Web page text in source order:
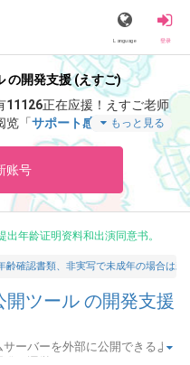
Language 登录
の開発支援 (えすご)
11126正在应援！ えすご老师
览「サポート感謝！アドレス
キーです。」等特别内容。
もっと見る
账号
出年龄证明资料和出演同意书。
齢確認書類、非実写で未成年の場合は
ツール の開発支援
ーバーを外部に公開できるよ